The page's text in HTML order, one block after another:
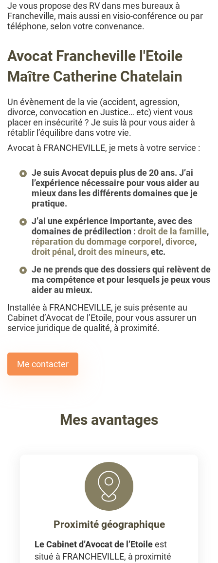
Je vous propose des RV dans mes bureaux à
Francheville, mais aussi en visio-conférence ou par
téléphone, selon votre convenance.
Avocat Francheville l'Etoile
Maître Catherine Chatelain
Un évènement de la vie (accident, agression,
divorce, convocation en Justice… etc) vient vous
placer en insécurité ? Je suis là pour vous aider à
rétablir l’équilibre dans votre vie.
Avocat à FRANCHEVILLE, je mets à votre service :
Je suis Avocat depuis plus de 20 ans. J’ai
l’expérience nécessaire pour vous aider au
mieux dans les différents domaines que je
pratique.
J’ai une expérience importante, avec des
domaines de prédilection : droit de la famille,
réparation du dommage corporel ,divorce,
droit pénal ,droit des mineurs, etc.
Je ne prends que des dossiers qui relèvent de
ma compétence et pour lesquels je peux vous
aider au mieux.
Installée à FRANCHEVILLE, je suis présente au
Cabinet d’Avocat de l’Etoile, pour vous assurer un
service juridique de qualité, à proximité.
Me contacter
Mes avantages
Proximité géographique
Le Cabinet d’Avocat de l’Etoileest
situé à FRANCHEVILLE, à proximité